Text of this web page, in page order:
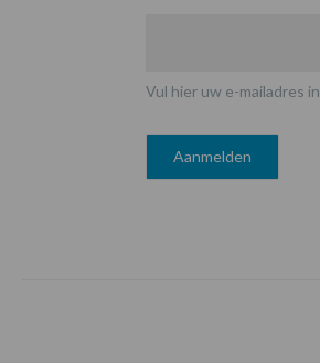
Vul hier uw e-mailadres in